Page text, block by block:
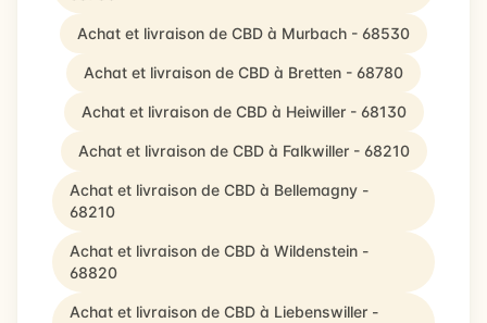
Achat et livraison de CBD à Murbach - 68530
Achat et livraison de CBD à Bretten - 68780
Achat et livraison de CBD à Heiwiller - 68130
Achat et livraison de CBD à Falkwiller - 68210
Achat et livraison de CBD à Bellemagny -
68210
Achat et livraison de CBD à Wildenstein -
68820
Achat et livraison de CBD à Liebenswiller -